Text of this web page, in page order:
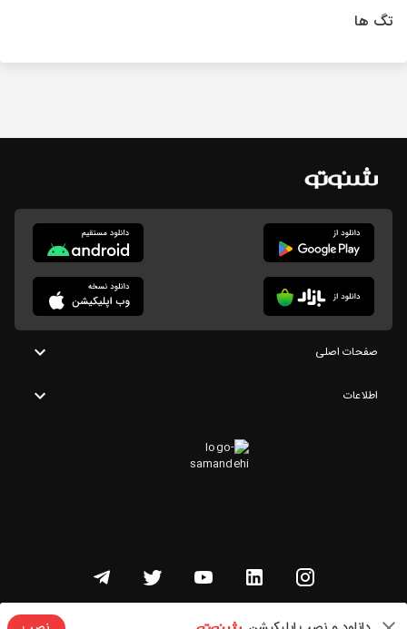
تگ ها
صفحات اصلی
اطلاعات
تمامی حقوق این وبسایت متعلق به شنوتو است